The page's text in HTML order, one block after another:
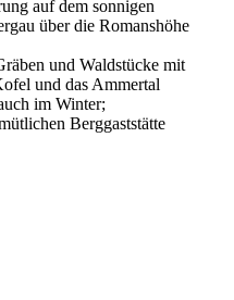
auf dem sonnigen
über die Romanshöhe
und Waldstücke mit
und das Ammertal
im Winter;
Berggaststätte